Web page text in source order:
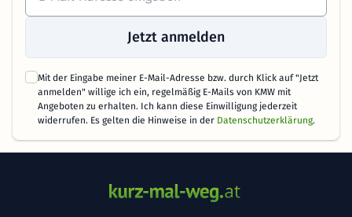
Jetzt anmelden
Mit der Eingabe meiner E-Mail-Adresse bzw. durch Klick auf "Jetzt
anmelden" willige ich ein, regelmäßig E-Mails von KMW mit
Angeboten zu erhalten. Ich kann diese Einwilligung jederzeit
widerrufen. Es gelten die Hinweise in der Datenschutzerklärung.